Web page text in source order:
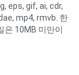
eps, gif, ai, cdr,
mp4, rmvb. 한
은 10MB 미만이